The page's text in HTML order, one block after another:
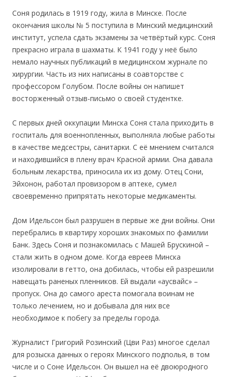
Соня родилась в 1919 году, жила в Минске. После
окончания школы № 5 поступила в Минский медицинский
институт, успела сдать экзамены за четвёртый курс. Соня
прекрасно играла в шахматы. К 1941 году у неё было
немало научных публикаций в медицинском журнале по
хирургии. Часть из них написаны в соавторстве с
профессором Голубом. После войны он напишет
восторженный отзыв-письмо о своей студентке.
С первых дней оккупации Минска Соня стала приходить в
госпиталь для военнопленных, выполняла любые работы
в качестве медсестры, санитарки. С её мнением считался
и находившийся в плену врач Красной армии. Она давала
больным лекарства, приносила их из дому. Отец Сони,
Эйхонон, работал провизором в аптеке, сумел
своевременно припрятать некоторые медикаменты.
Дом Идельсон был разрушен в первые же дни войны. Они
перебрались в квартиру хороших знакомых по фамилии
Банк. Здесь Соня и познакомилась с Машей Брускиной –
стали жить в одном доме. Когда евреев Минска
изолировали в гетто, она добилась, чтобы ей разрешили
навещать раненых пленников. Ей выдали «аусвайс» –
пропуск. Она до самого ареста помогала воинам не
только лечением, но и добывала для них все
необходимое к побегу за пределы города.
Журналист Григорий Розинский (Цви Раз) многое сделал
для розыска данных о героях Минского подполья, в том
числе и о Соне Идельсон. Он вышел на её двоюродного